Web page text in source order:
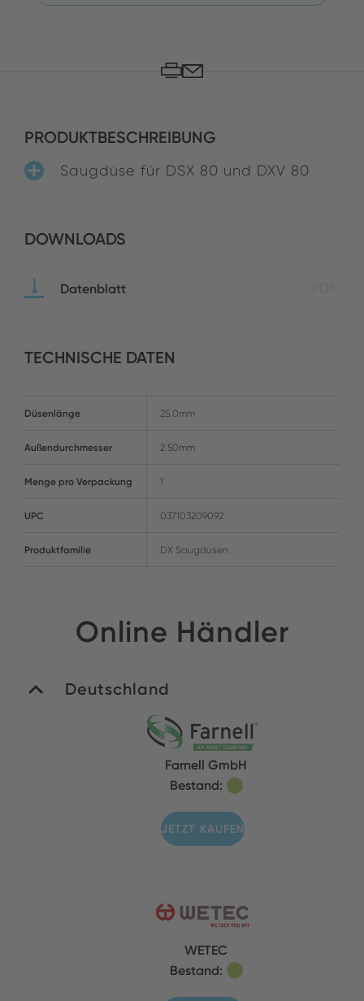
PRODUKTBESCHREIBUNG
Saugdüse für DSX 80 und DXV 80
DOWNLOADS
Datenblatt
TECHNISCHE DATEN
Düsenlänge 25.0mm
Außendurchmesser 2.50mm
Menge pro Verpackung 1
UPC 037103209092
Produktfamilie DX Saugdüsen
Online Händler
Deutschland
Farnell GmbH
Bestand:
JETZT KAUFEN
WETEC
Bestand: